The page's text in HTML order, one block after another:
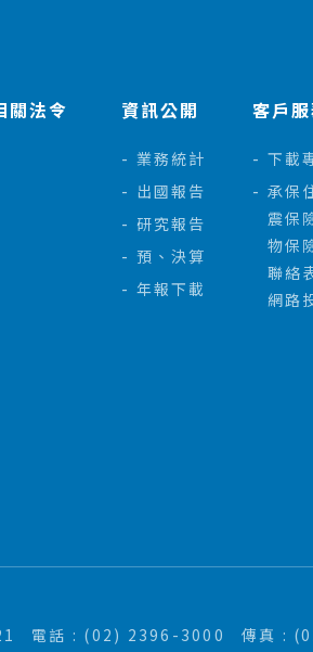
關法令 資訊公開
業務統計
出國報告
研究報告
預、決算
年報下載
客戶
下載
承保
震保
物保
聯絡
網路
電話 : (02) 2396-3000 傳真 :